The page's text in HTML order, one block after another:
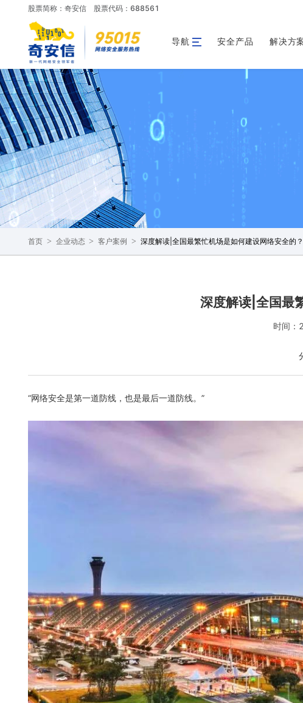
股票简称：奇安信 股票代码：688561
导航 安全产品 解决方
首页 > 企业动态 > 客户案例 > 深度解读|全国最繁忙机场是如何建设网络安全的？
深度解读|全国最
时间
“网络安全是第一道防线，也是最后一道防线。”